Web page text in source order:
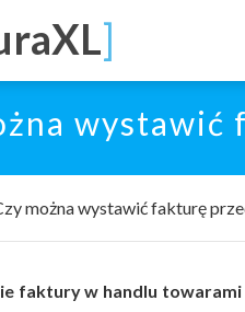
]
można wystawić fakturę
faktury w handlu towarami